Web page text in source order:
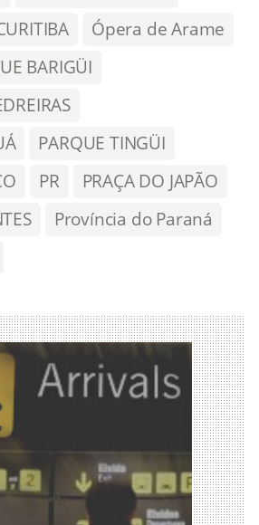
Ópera de Arame
BARIGÜI
PARQUE TINGÜI
PR
PRAÇA DO JAPÃO
Província do Paraná